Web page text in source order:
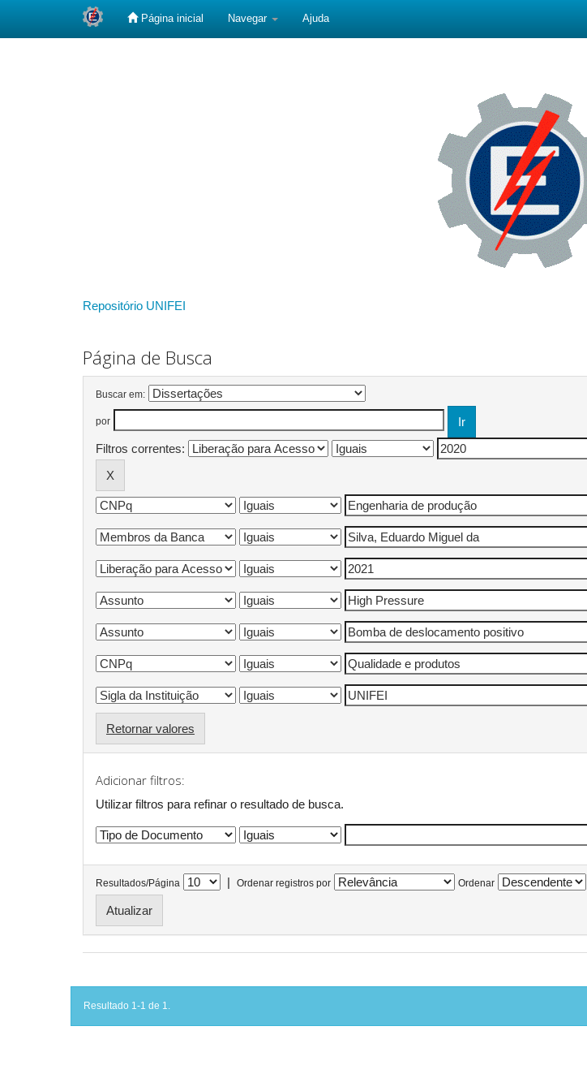
Página inicial Navegar Ajuda
Repositório UNIFEI
Página de Busca
Buscar em:
por
Filtros correntes:
Retornar valores
Adicionar filtros:
Utilizar filtros para refinar o resultado de busca.
Resultados/Página | Ordenar registros por Ordenar
Resultado 1-1 de 1.